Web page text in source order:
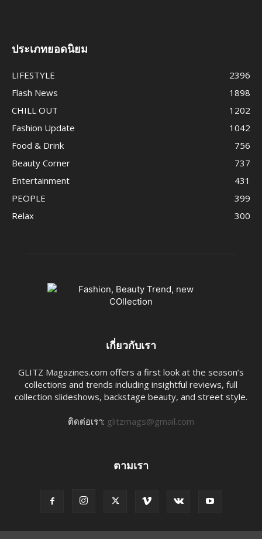
ประเภทยอดนิยม
LIFESTYLE
2396
Flash News
1898
CHILL OUT
1202
Fashion Update
1042
Food & Drink
756
Beauty Corner
737
Entertainment
431
PEOPLE
399
Relax
300
เกี่ยวกับเรา
GLITZ Magazines.com offers a first look at the season’s
collections and trends including insightful reviews, full
collection slideshows, backstage beauty, and street style.
ติดต่อเรา: glitzmags@gmail.com
ตามเรา